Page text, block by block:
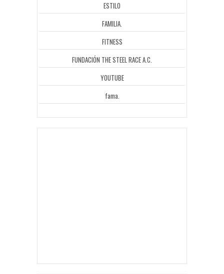
ESTILO
FAMILIA.
FITNESS
FUNDACIÓN THE STEEL RACE A.C.
YOUTUBE
fama.